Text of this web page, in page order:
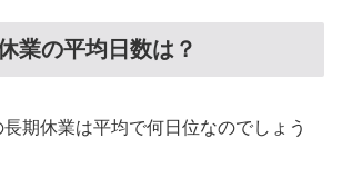
業の平均日数は？
期休業は平均で何日位なのでしょう